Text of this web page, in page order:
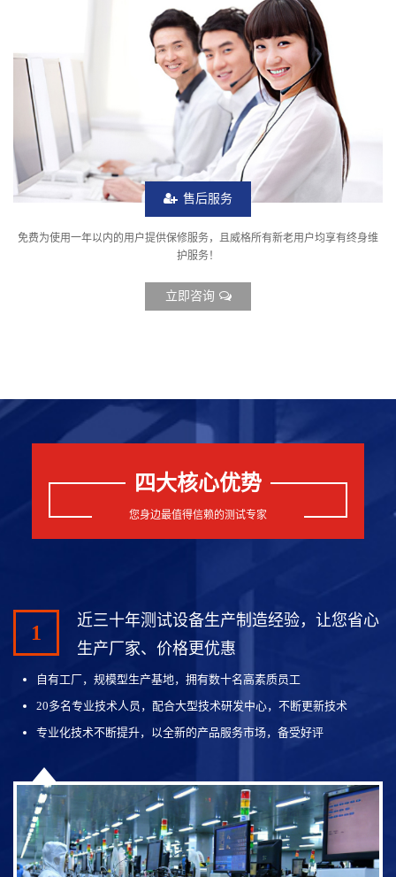
售后服务
免费为使用一年以内的用户提供保修服务，且威格所有新老用户均享有终身维
护服务！
立即咨询
四大核心优势
您身边最值得信赖的测试专家
1
近三十年测试设备生产制造经验，让您省心
生产厂家、价格更优惠
自有工厂，规模型生产基地，拥有数十名高素质员工
20多名专业技术人员，配合大型技术研发中心，不断更新技术
专业化技术不断提升，以全新的产品服务市场，备受好评